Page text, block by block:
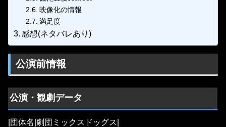
映像化の情報
満足度
感想(ネタバレあり)
公演前情報
公演・観劇データ
|団体名|劇団ミックスドッグス|